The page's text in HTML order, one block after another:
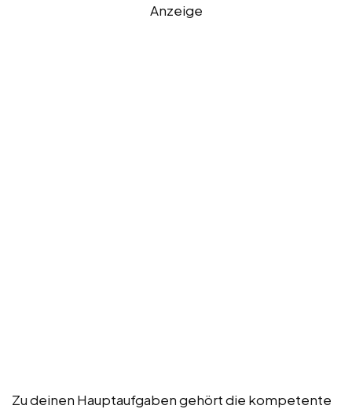
Anzeige
Zu deinen Hauptaufgaben gehört die kompetente